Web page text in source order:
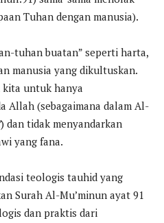
Tuhan dengan manusia).
tuhan buatan” seperti harta,
manusia yang dikultuskan.
kita untuk hanya
Allah (sebagaimana dalam Al-
) dan tidak menyandarkan
yang fana.
teologis tauhid yang
Surah Al-Mu’minun ayat 91
dan praktis dari